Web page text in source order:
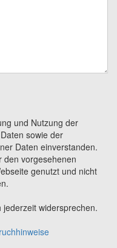
und Nutzung der
sowie der
Daten einverstanden.
den vorgesehenen
genutzt und nicht
widersprechen.